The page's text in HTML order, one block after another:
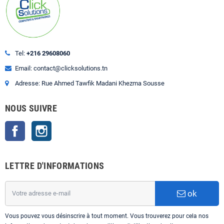
Tel: +216 29608060
Email: contact@clicksolutions.tn
Adresse: Rue Ahmed Tawfik Madani Khezma Sousse
NOUS SUIVRE
Facebook
LETTRE D'INFORMATIONS
ok
Vous pouvez vous désinscrire à tout moment. Vous trouverez pour cela nos